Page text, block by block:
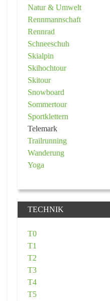
Natur & Umwelt
Rennmannschaft
Rennrad
Schneeschuh
Skialpin
Skihochtour
Skitour
Snowboard
Sommertour
Sportklettern
Telemark
Trailrunning
Wanderung
Yoga
TECHNIK
T0
T1
T2
T3
T4
T5